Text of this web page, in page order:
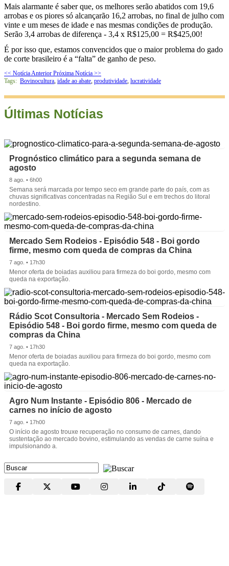
Mais alarmante é saber que, os melhores serão abatidos com 19,6
arrobas e os piores só alcançarão 16,2 arrobas, no final de julho com
vinte e um meses de idade e nas mesmas condições de produção.
Serão 3,4 arrobas de diferença - 3,4 x R$125,00 = R$425,00!
É por isso que, estamos convencidos que o maior problema do gado
de corte brasileiro é a “falta” de ganho de peso.
<< Notícia Anterior Próxima Notícia >>
Tags: Bovinocultura, idade ao abate, produtividade, lucratividade
Últimas Notícias
Prognóstico climático para a segunda semana de
agosto
8 ago. • 6h00
Semana será marcada por tempo seco em grande parte do país, com as
chuvas significativas concentradas na Região Sul e em trechos do litoral
nordestino.
Mercado Sem Rodeios - Episódio 548 - Boi gordo
firme, mesmo com queda de compras da China
7 ago. • 17h30
Menor oferta de boiadas auxiliou para firmeza do boi gordo, mesmo com
queda na exportação.
Rádio Scot Consultoria - Mercado Sem Rodeios -
Episódio 548 - Boi gordo firme, mesmo com queda de
compras da China
7 ago. • 17h30
Menor oferta de boiadas auxiliou para firmeza do boi gordo, mesmo com
queda na exportação.
Agro Num Instante - Episódio 806 - Mercado de
carnes no início de agosto
7 ago. • 17h00
O início de agosto trouxe recuperação no consumo de carnes, dando
sustentação ao mercado bovino, estimulando as vendas de carne suína e
impulsionando a.